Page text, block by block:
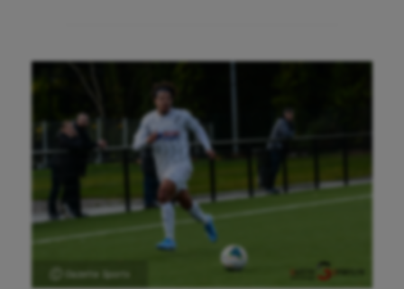
Aéronautique